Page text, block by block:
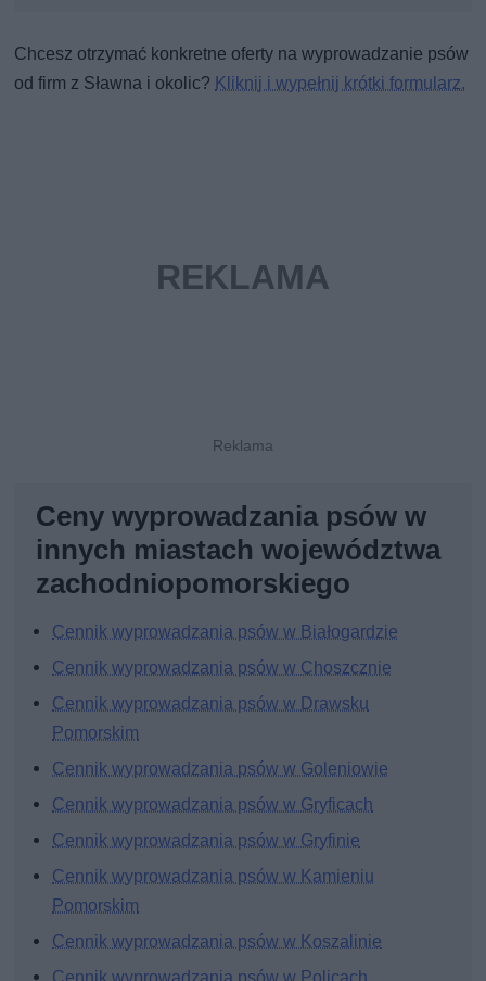
Chcesz otrzymać konkretne oferty na wyprowadzanie psów
od firm z Sławna i okolic? Kliknij i wypełnij krótki formularz.
Ceny wyprowadzania psów w
innych miastach województwa
zachodniopomorskiego
Cennik wyprowadzania psów w Białogardzie
Cennik wyprowadzania psów w Choszcznie
Cennik wyprowadzania psów w Drawsku
Pomorskim
Cennik wyprowadzania psów w Goleniowie
Cennik wyprowadzania psów w Gryficach
Cennik wyprowadzania psów w Gryfinie
Cennik wyprowadzania psów w Kamieniu
Pomorskim
Cennik wyprowadzania psów w Koszalinie